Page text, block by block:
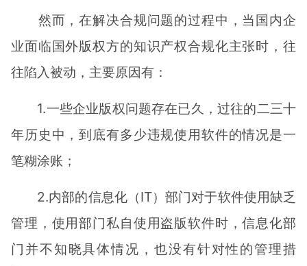
然而，在解决合规问题的过程中，当国内企
业面临国外版权方的知识产权合规化主张时，往
往陷入被动，主要原因有：
1.一些企业版权问题存在已久，过往的二三十
年历史中，到底有多少违规使用软件的情况是一
笔糊涂账；
2.内部的信息化（IT）部门对于软件使用缺乏
管理，使用部门私自使用盗版软件时，信息化部
门并不知晓具体情况，也没有针对性的管理措